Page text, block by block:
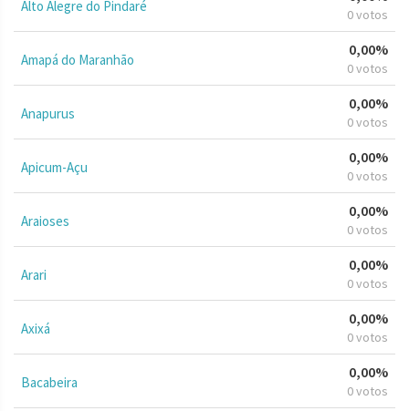
Alto Alegre do Pindaré 0 votos
Amapá do Maranhão
0,00%
0 votos
Anapurus
0,00%
0 votos
Apicum-Açu
0,00%
0 votos
Araioses
0,00%
0 votos
Arari
0,00%
0 votos
Axixá
0,00%
0 votos
Bacabeira
0,00%
0 votos